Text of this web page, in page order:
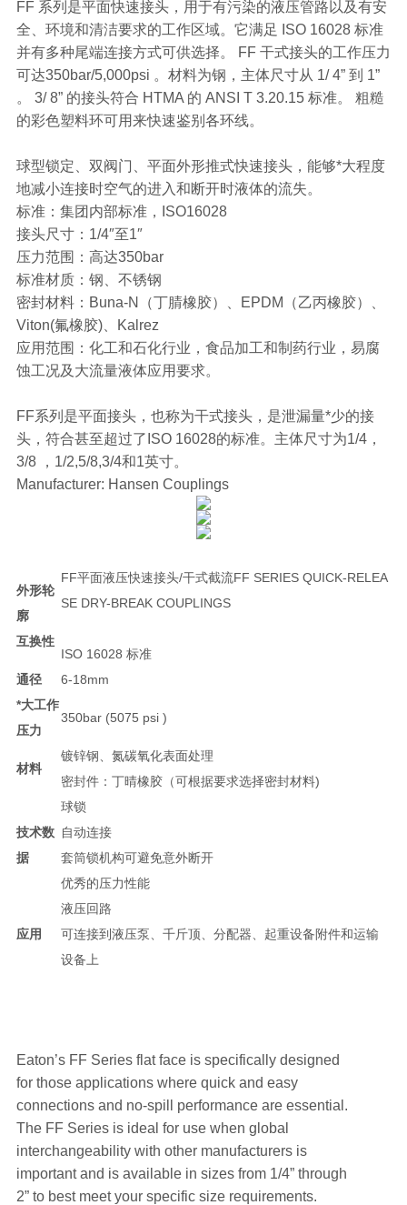
FF 系列是平面快速接头，用于有污染的液压管路以及有安
全、环境和清洁要求的工作区域。它满足 ISO 16028 标准
并有多种尾端连接方式可供选择。 FF 干式接头的工作压力
可达350bar/5,000psi 。材料为钢，主体尺寸从 1/ 4” 到 1”
。 3/ 8” 的接头符合 HTMA 的 ANSI T 3.20.15 标准。 粗糙
的彩色塑料环可用来快速鉴别各环线。
球型锁定、双阀门、平面外形推式快速接头，能够*大程度
地减小连接时空气的进入和断开时液体的流失。
标准：集团内部标准，ISO16028
接头尺寸：1/4″至1″
压力范围：高达350bar
标准材质：钢、不锈钢
密封材料：Buna-N（丁腈橡胶）、EPDM（乙丙橡胶）、
Viton(氟橡胶)、Kalrez
应用范围：化工和石化行业，食品加工和制药行业，易腐
蚀工况及大流量液体应用要求。
FF系列是平面接头，也称为干式接头，是泄漏量*少的接
头，符合甚至超过了ISO 16028的标准。主体尺寸为1/4，
3/8 ，1/2,5/8,3/4和1英寸。
Manufacturer: Hansen Couplings
外形轮
廓
互换性
FF平面液压快速接头/干式截流FF SERIES QUICK-RELEA
SE DRY-BREAK COUPLINGS
ISO 16028 标准
通径
6-18mm
*大工作
压力
350bar (5075 psi )
材料
镀锌钢、氮碳氧化表面处理
密封件：丁晴橡胶（可根据要求选择密封材料)
技术数
据
球锁
自动连接
套筒锁机构可避免意外断开
优秀的压力性能
应用
液压回路
可连接到液压泵、千斤顶、分配器、起重设备附件和运输
设备上
Eaton’s FF Series flat face is specifically designed
for those applications where quick and easy
connections and no-spill performance are essential.
The FF Series is ideal for use when global
interchangeability with other manufacturers is
important and is available in sizes from 1/4” through
2” to best meet your specific size requirements.